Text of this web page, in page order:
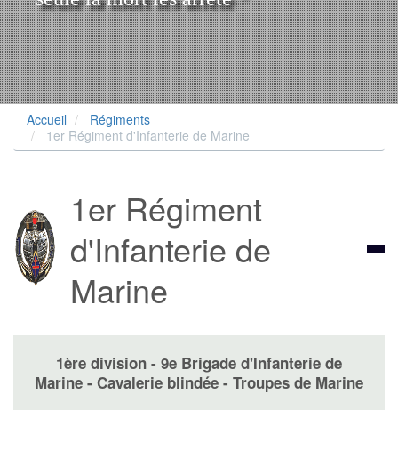
Accueil
Régiments
1er Régiment d'Infanterie de Marine
1er Régiment
d'Infanterie de
Marine
1ère division - 9e Brigade d'Infanterie de
Marine - Cavalerie blindée - Troupes de Marine